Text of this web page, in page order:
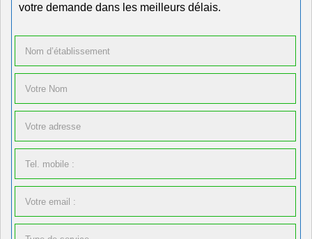
votre demande dans les meilleurs délais.